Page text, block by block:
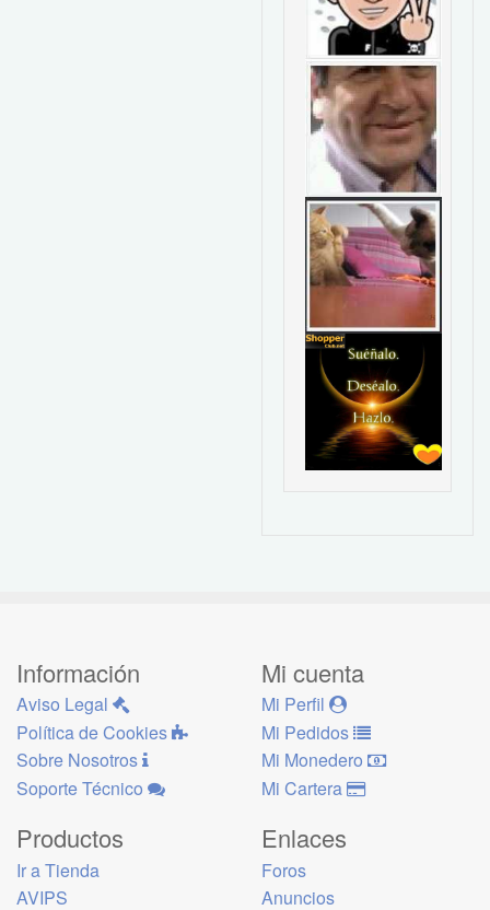
Información
Aviso Legal
Política de Cookies
Sobre Nosotros
Soporte Técnico
Mi cuenta
Mi Perfil
Mi Pedidos
Mi Monedero
Mi Cartera
Productos
Ir a Tienda
AVIPS
Enlaces
Foros
Anuncios